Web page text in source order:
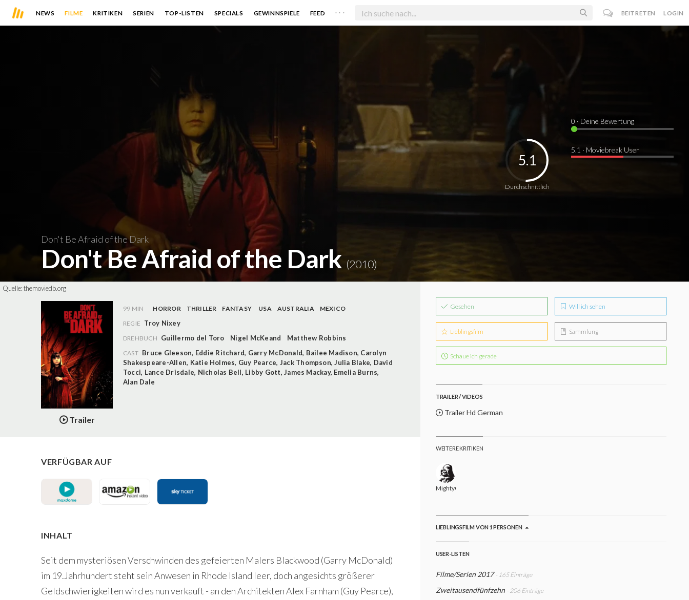
NEWS FILME KRITIKEN SERIEN TOP-LISTEN SPECIALS GEWINNSPIELE FEED . . . BEITRETEN LOGIN
Don't Be Afraid of the Dark
Don't Be Afraid of the Dark (2010)
Durchschnittlich
5.1
0 · Deine Bewertung
5.1 · Moviebreak User
Quelle:themoviedb.org
Trailer
99 MIN HORROR THRILLER FANTASY USA AUSTRALIA
MEXICO
REGIE Troy Nixey
DREHBUCH Guillermo del Toro Nigel McKeand Matthew Robbins
CAST Bruce Gleeson, Eddie Ritchard, Garry McDonald, Bailee Madison, Carolyn
Shakespeare-Allen, Katie Holmes, Guy Pearce, Jack Thompson,Julia Blake, David
Tocci, Lance Drisdale, Nicholas Bell, Libby Gott,James Mackay, Emelia Burns,
Alan Dale
VERFÜGBAR AUF
INHALT
Seit dem mysteriösen Verschwinden des gefeierten Malers Blackwood (Garry McDonald)
im 19.Jahrhundert steht sein Anwesen in Rhode Island leer, doch angesichts größerer
Geldschwierigkeiten wird es nun verkauft - an den Architekten Alex Farnham (Guy Pearce),
Gesehen Will ich sehen
Lieblingsfilm Sammlung
Schaue ich gerade
TRAILER / VIDEOS
Trailer Hd German
WEITERE KRITIKEN
MightyG
LIEBLINGSFILM VON 1 PERSONEN
USER-LISTEN
Filme/Serien 2017 - 165 Einträge
Zweitausendfünfzehn - 206 Einträge